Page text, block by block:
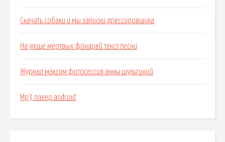
Скачать собаки и мы записки дрессировщика
На улице мертвых фонарей текст песни
Журнал максим фотосессия анны шульгиной
Mp3 плеер android